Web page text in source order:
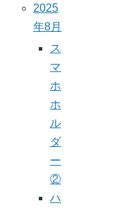
2025
年8月
ス
マ
ホ
ホ
ル
ダ
ー
②
ハ